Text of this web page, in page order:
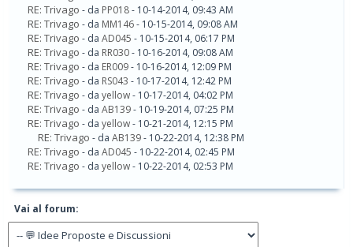
RE: Trivago - da PP018- 10-14-2014, 09:43 AM
RE: Trivago - da MM146- 10-15-2014, 09:08 AM
RE: Trivago - da AD045 - 10-15-2014, 06:17 PM
RE: Trivago - da RR030- 10-16-2014, 09:08 AM
RE: Trivago - da ER009- 10-16-2014, 12:09 PM
RE: Trivago - da RS043 - 10-17-2014, 12:42 PM
RE: Trivago - da yellow- 10-17-2014, 04:02 PM
RE: Trivago - da AB139- 10-19-2014, 07:25 PM
RE: Trivago - da yellow- 10-21-2014, 12:15 PM
RE: Trivago - da AB139- 10-22-2014, 12:38 PM
RE: Trivago - da AD045 - 10-22-2014, 02:45 PM
RE: Trivago - da yellow- 10-22-2014, 02:53 PM
Vai al forum: